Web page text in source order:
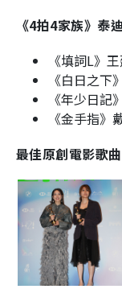
《4拍4家族》泰
《填詞L》
《白日之下
《年少日記
《金手指》
最佳原創電影歌曲